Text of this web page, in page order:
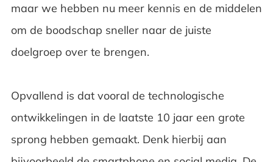
maar we hebben nu meer kennis en de middelen
om de boodschap sneller naar de juiste
doelgroep over te brengen.
Opvallend is dat vooral de technologische
ontwikkelingen in de laatste 10 jaar een grote
sprong hebben gemaakt. Denk hierbij aan